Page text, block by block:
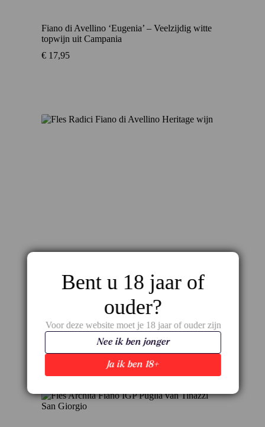
Fiano di Avellino ‘Eugenia’ – Veelzijdig witte
topwijn uit Campania
€ 17,95
Fiano di Avellino Heritage – Gelaagd wit uit de
hooglanden van Campanië
€15,95
Bent u 18 jaar of
ouder?
Voor deze website moet je 18 jaar of ouder zijn
Ja ik ben 18+
Nee ik ben jonger